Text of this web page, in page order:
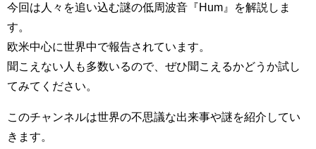
今回は人々を追い込む謎の低周波音『Hum』を解説しま
す。
欧米中心に世界中で報告されています。
聞こえない人も多数いるので、ぜひ聞こえるかどうか試し
てみてください。
このチャンネルは世界の不思議な出来事や謎を紹介してい
きます。